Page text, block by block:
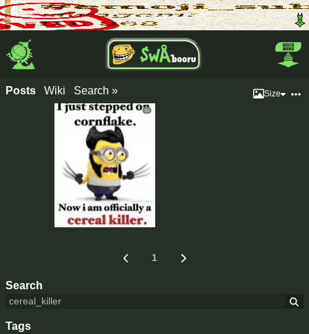
Search
Tags
Posts Wiki Search » Size
1